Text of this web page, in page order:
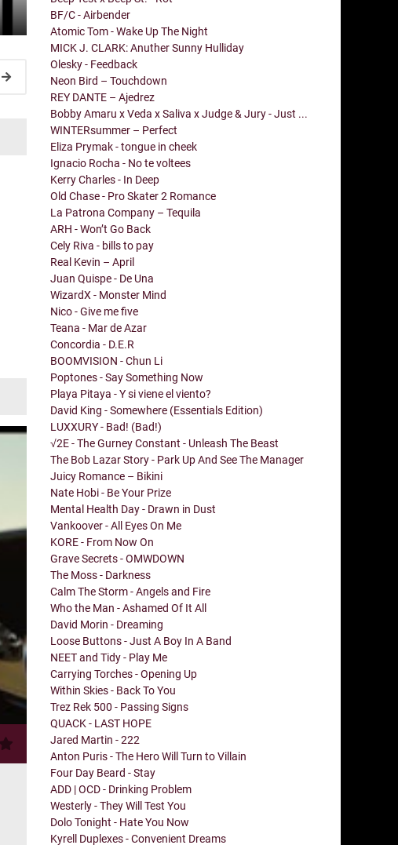
BF/C - Airbender
Atomic Tom - Wake Up The Night
MICK J. CLARK: Anuther Sunny Hulliday
Olesky - Feedback
Neon Bird – Touchdown
REY DANTE – Ajedrez
Bobby Amaru x Veda x Saliva x Judge & Jury - Just ...
WINTERsummer – Perfect
Eliza Prymak - tongue in cheek
Ignacio Rocha - No te voltees
Kerry Charles - In Deep
Old Chase - Pro Skater 2 Romance
La Patrona Company – Tequila
ARH - Won’t Go Back
Cely Riva - bills to pay
Real Kevin – April
Juan Quispe - De Una
WizardX - Monster Mind
Nico - Give me five
Teana - Mar de Azar
Concordia - D.E.R
BOOMVISION - Chun Li
Poptones - Say Something Now
Playa Pitaya - Y si viene el viento?
David King - Somewhere (Essentials Edition)
LUXXURY - Bad! (Bad!)
√2E - The Gurney Constant - Unleash The Beast
The Bob Lazar Story - Park Up And See The Manager
Juicy Romance – Bikini
Nate Hobi - Be Your Prize
Mental Health Day - Drawn in Dust
Vankoover - All Eyes On Me
KORE - From Now On
Grave Secrets - OMWDOWN
The Moss - Darkness
Calm The Storm - Angels and Fire
Who the Man - Ashamed Of It All
David Morin - Dreaming
Loose Buttons - Just A Boy In A Band
NEET and Tidy - Play Me
Carrying Torches - Opening Up
Within Skies - Back To You
Trez Rek 500 - Passing Signs
QUACK - LAST HOPE
Jared Martin - 222
Anton Puris - The Hero Will Turn to Villain
Four Day Beard - Stay
ADD | OCD - Drinking Problem
Westerly - They Will Test You
Dolo Tonight - Hate You Now
Kyrell Duplexes - Convenient Dreams